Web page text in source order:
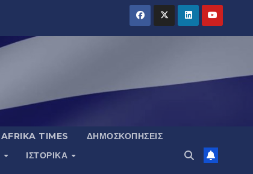
AFRIKA TIMES
ΔΗΜΟΣΚΟΠΉΣΕΙΣ
ΙΣΤΟΡΙΚΆ